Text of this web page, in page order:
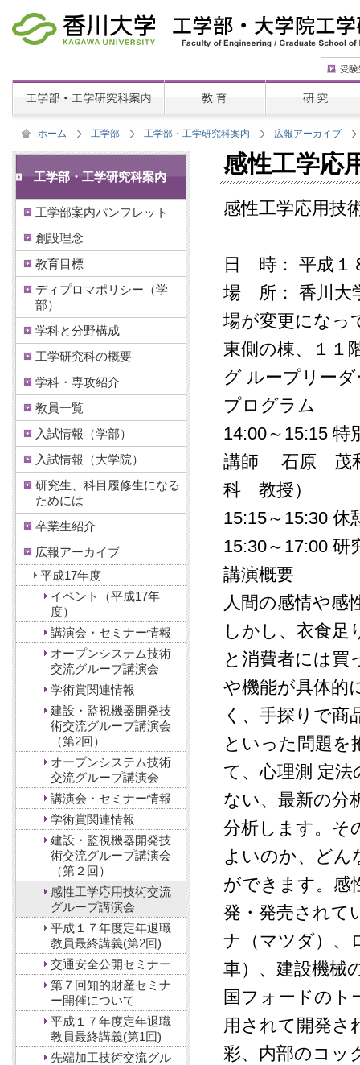
ホーム 工学部 工学部・工学研究科案内 広報アーカイブ
感性工学応
感性工学応用技
日 時： 平成１
場 所： 香川大
場が変更にな
東側の棟、１１
グ ループリー
プログラム
14:00～15:15 特
講師 石原 茂和
科 教授）
15:15～15:30 休
15:30～17:00 研
講演概要
人間の感情や感
しかし、衣食足
と消費者には買
や機能が具体的
く、手探りで商
といった問題を
て、心理測 定
ない、最新の分
分析します。そ
よいのか、どん
ができます。感
発・発売されて
ナ（マツダ）、
車）、建設機械
国フォードのト
用されて開発さ
彩、内部のコッ
工学部・工学研究科案内
工学部案内パンフレット
創設理念
教育目標
ディプロマポリシー（学
部）
学科と分野構成
工学研究科の概要
学科・専攻紹介
教員一覧
入試情報（学部）
入試情報（大学院）
研究生、科目履修生になる
ためには
卒業生紹介
広報アーカイブ
平成17年度
イベント（平成17年
度）
講演会・セミナー情報
オープンシステム技術
交流グループ講演会
学術賞関連情報
建設・監視機器開発技
術交流グループ講演会
（第2回）
オープンシステム技術
交流グループ講演会
講演会・セミナー情報
学術賞関連情報
建設・監視機器開発技
術交流グループ講演会
（第２回）
感性工学応用技術交流
グループ講演会
平成１７年度定年退職
教員最終講義(第2回)
交通安全公開セミナー
第７回知的財産セミナ
ー開催について
平成１７年度定年退職
教員最終講義(第1回)
先端加工技術交流グル